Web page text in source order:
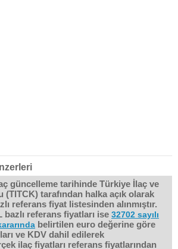
güncelleme tarihinde Türkiye İlaç ve
(TITCK) tarafından halka açık olarak
referans fiyat listesinden alınmıştır.
bazlı referans fiyatları ise 32702 sayılı
belirtilen euro değerine göre
ve KDV dahil edilerek
ilaç fiyatları referans fiyatlarından